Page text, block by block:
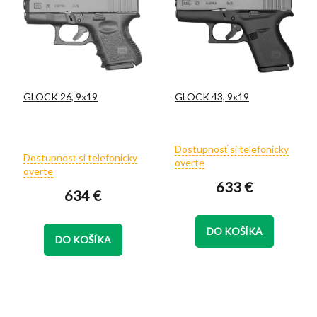
GLOCK 26, 9x19
Dostupnosť si telefonicky
overte
634 €
DO KOŠÍKA
GLOCK 43, 9x19
Priemerné
hodnotenie
je
5
hviezdičiek.
Dostupnosť si telefonicky
overte
633 €
DO KOŠÍKA